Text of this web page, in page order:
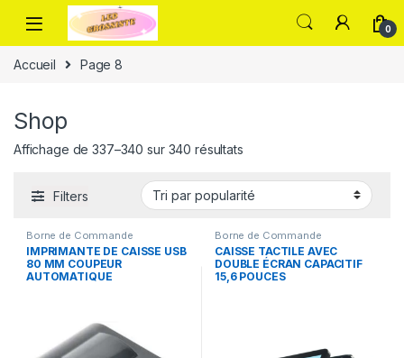
0
Accueil Page 8
Shop
Affichage de 337–340 sur 340 résultats
Filters
Borne de Commande
IMPRIMANTE DE CAISSE USB
80 MM COUPEUR
AUTOMATIQUE
Borne de Commande
CAISSE TACTILE AVEC
DOUBLE ÉCRAN CAPACITIF
15,6 POUCES